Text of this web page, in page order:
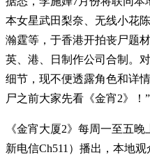
本女星武田梨奈、无线小花
瀚霆等，于香港开拍丧尸题
英、港、日制作公司合制。
细节，现不便透露角色和详
尸之前大家先看《金宵2》！”
《金宵大厦2》每周一至五
新电信Ch511）播出，本地